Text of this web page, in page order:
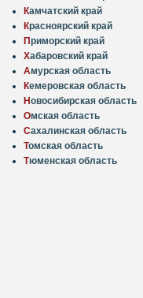
Камчатский край
Красноярский край
Приморский край
Хабаровский край
Амурская область
Кемеровская область
Новосибирская область
Омская область
Сахалинская область
Томская область
Тюменская область